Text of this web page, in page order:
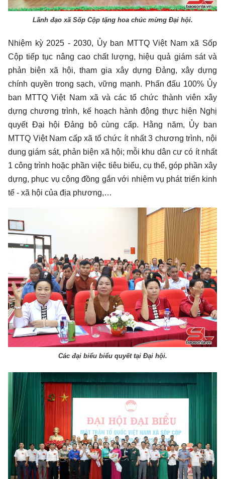
Lãnh đạo xã Sốp Cộp tặng hoa chúc mừng Đại hội.
Nhiệm kỳ 2025 - 2030, Ủy ban MTTQ Việt Nam xã Sốp
Cộp tiếp tục nâng cao chất lượng, hiệu quả giám sát và
phản biện xã hội, tham gia xây dựng Đảng, xây dựng
chính quyền trong sạch, vững mạnh. Phấn đấu 100% Ủy
ban MTTQ Việt Nam xã và các tổ chức thành viên xây
dựng chương trình, kế hoạch hành động thực hiện Nghị
quyết Đại hội Đảng bộ cùng cấp. Hằng năm, Ủy ban
MTTQ Việt Nam cấp xã tổ chức ít nhất 3 chương trình, nội
dung giám sát, phản biện xã hội; mỗi khu dân cư có ít nhất
1 công trình hoặc phần việc tiêu biểu, cụ thể, góp phần xây
dựng, phục vụ cộng đồng gắn với nhiệm vụ phát triển kinh
tế - xã hội của địa phương,…
Các đại biểu biểu quyết tại Đại hội.